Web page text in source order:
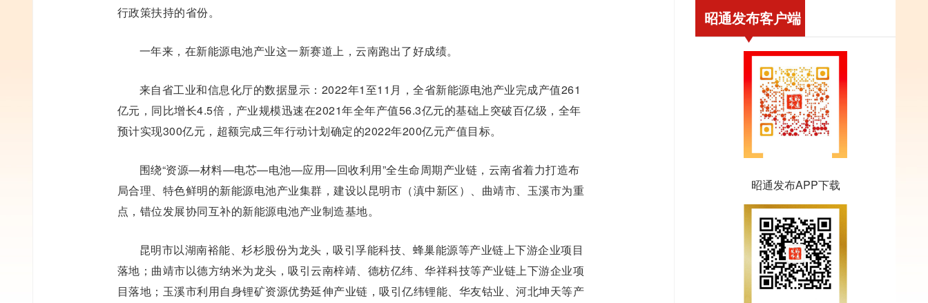
行政策扶持的省份。
一年来，在新能源电池产业这一新赛道上，云南跑出了好成绩。
来自省工业和信息化厅的数据显示：2022年1至11月，全省新能源电池产业完成产值261
亿元，同比增长4.5倍，产业规模迅速在2021年全年产值56.3亿元的基础上突破百亿级，全年
预计实现300亿元，超额完成三年行动计划确定的2022年200亿元产值目标。
围绕“资源—材料—电芯—电池—应用—回收利用”全生命周期产业链，云南省着力打造布
局合理、特色鲜明的新能源电池产业集群，建设以昆明市（滇中新区）、曲靖市、玉溪市为重
点，错位发展协同互补的新能源电池产业制造基地。
昆明市以湖南裕能、杉杉股份为龙头，吸引孚能科技、蜂巢能源等产业链上下游企业项目
落地；曲靖市以德方纳米为龙头，吸引云南梓靖、德枋亿纬、华祥科技等产业链上下游企业项
目落地；玉溪市利用自身锂矿资源优势延伸产业链，吸引亿纬锂能、华友钴业、河北坤天等产
昭通发布客户端
昭通发布APP下载